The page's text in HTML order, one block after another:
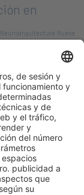
en
Neuroarquitectura Nueva
en la
Salud y
ambiental
Vivienda